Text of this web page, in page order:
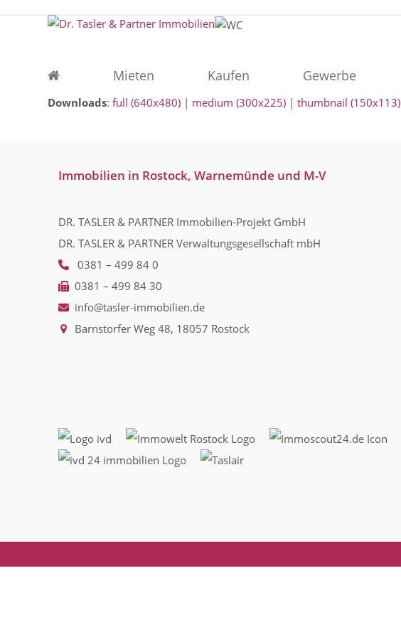
Mieten Kaufen Gewerbe
Downloads:full (640x480) | medium (300x225) |thumbnail (150x113)
Immobilien in Rostock, Warnemünde und M-V
DR. TASLER & PARTNER Immobilien-Projekt GmbH
DR. TASLER & PARTNER Verwaltungsgesellschaft mbH
0381 – 499 84 0
0381 – 499 84 30
info@tasler-immobilien.de
Barnstorfer Weg 48, 18057 Rostock